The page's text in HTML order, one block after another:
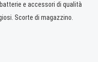
e accessori di qualità
Scorte di magazzino.